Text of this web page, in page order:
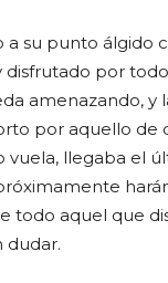
a su punto álgido
disfrutado por
amenazando, y
por aquello de
vuela, llegaba el
todo aquel que
dudar.